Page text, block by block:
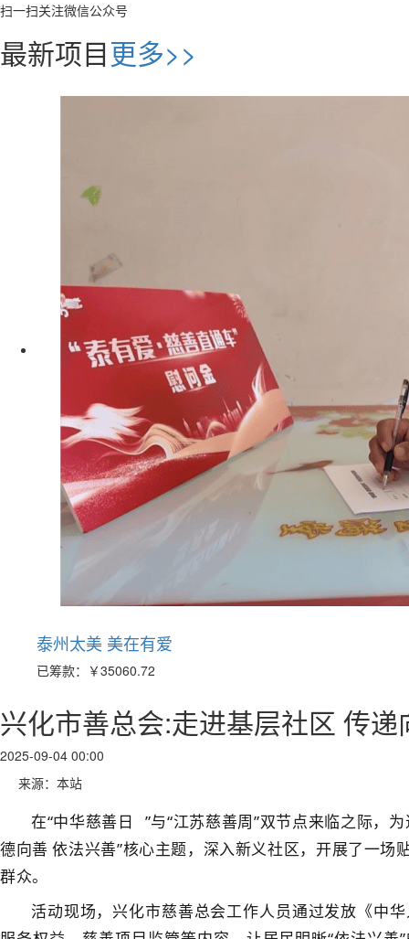
扫一扫关注微信公众号
最新项目更多>>
泰州太美 美在有爱
已筹款： ￥35060.72
兴化市善总会:走进基层社区 传递
2025-09-04 00:00
来源：本站
在“中华慈善日
”与“江苏慈善周”双节点来临之际，
德向善 依法兴善”核心主题，深入新义社区，开展了一
群众。
活动现场，兴化市慈善总会工作人员通过发放《中